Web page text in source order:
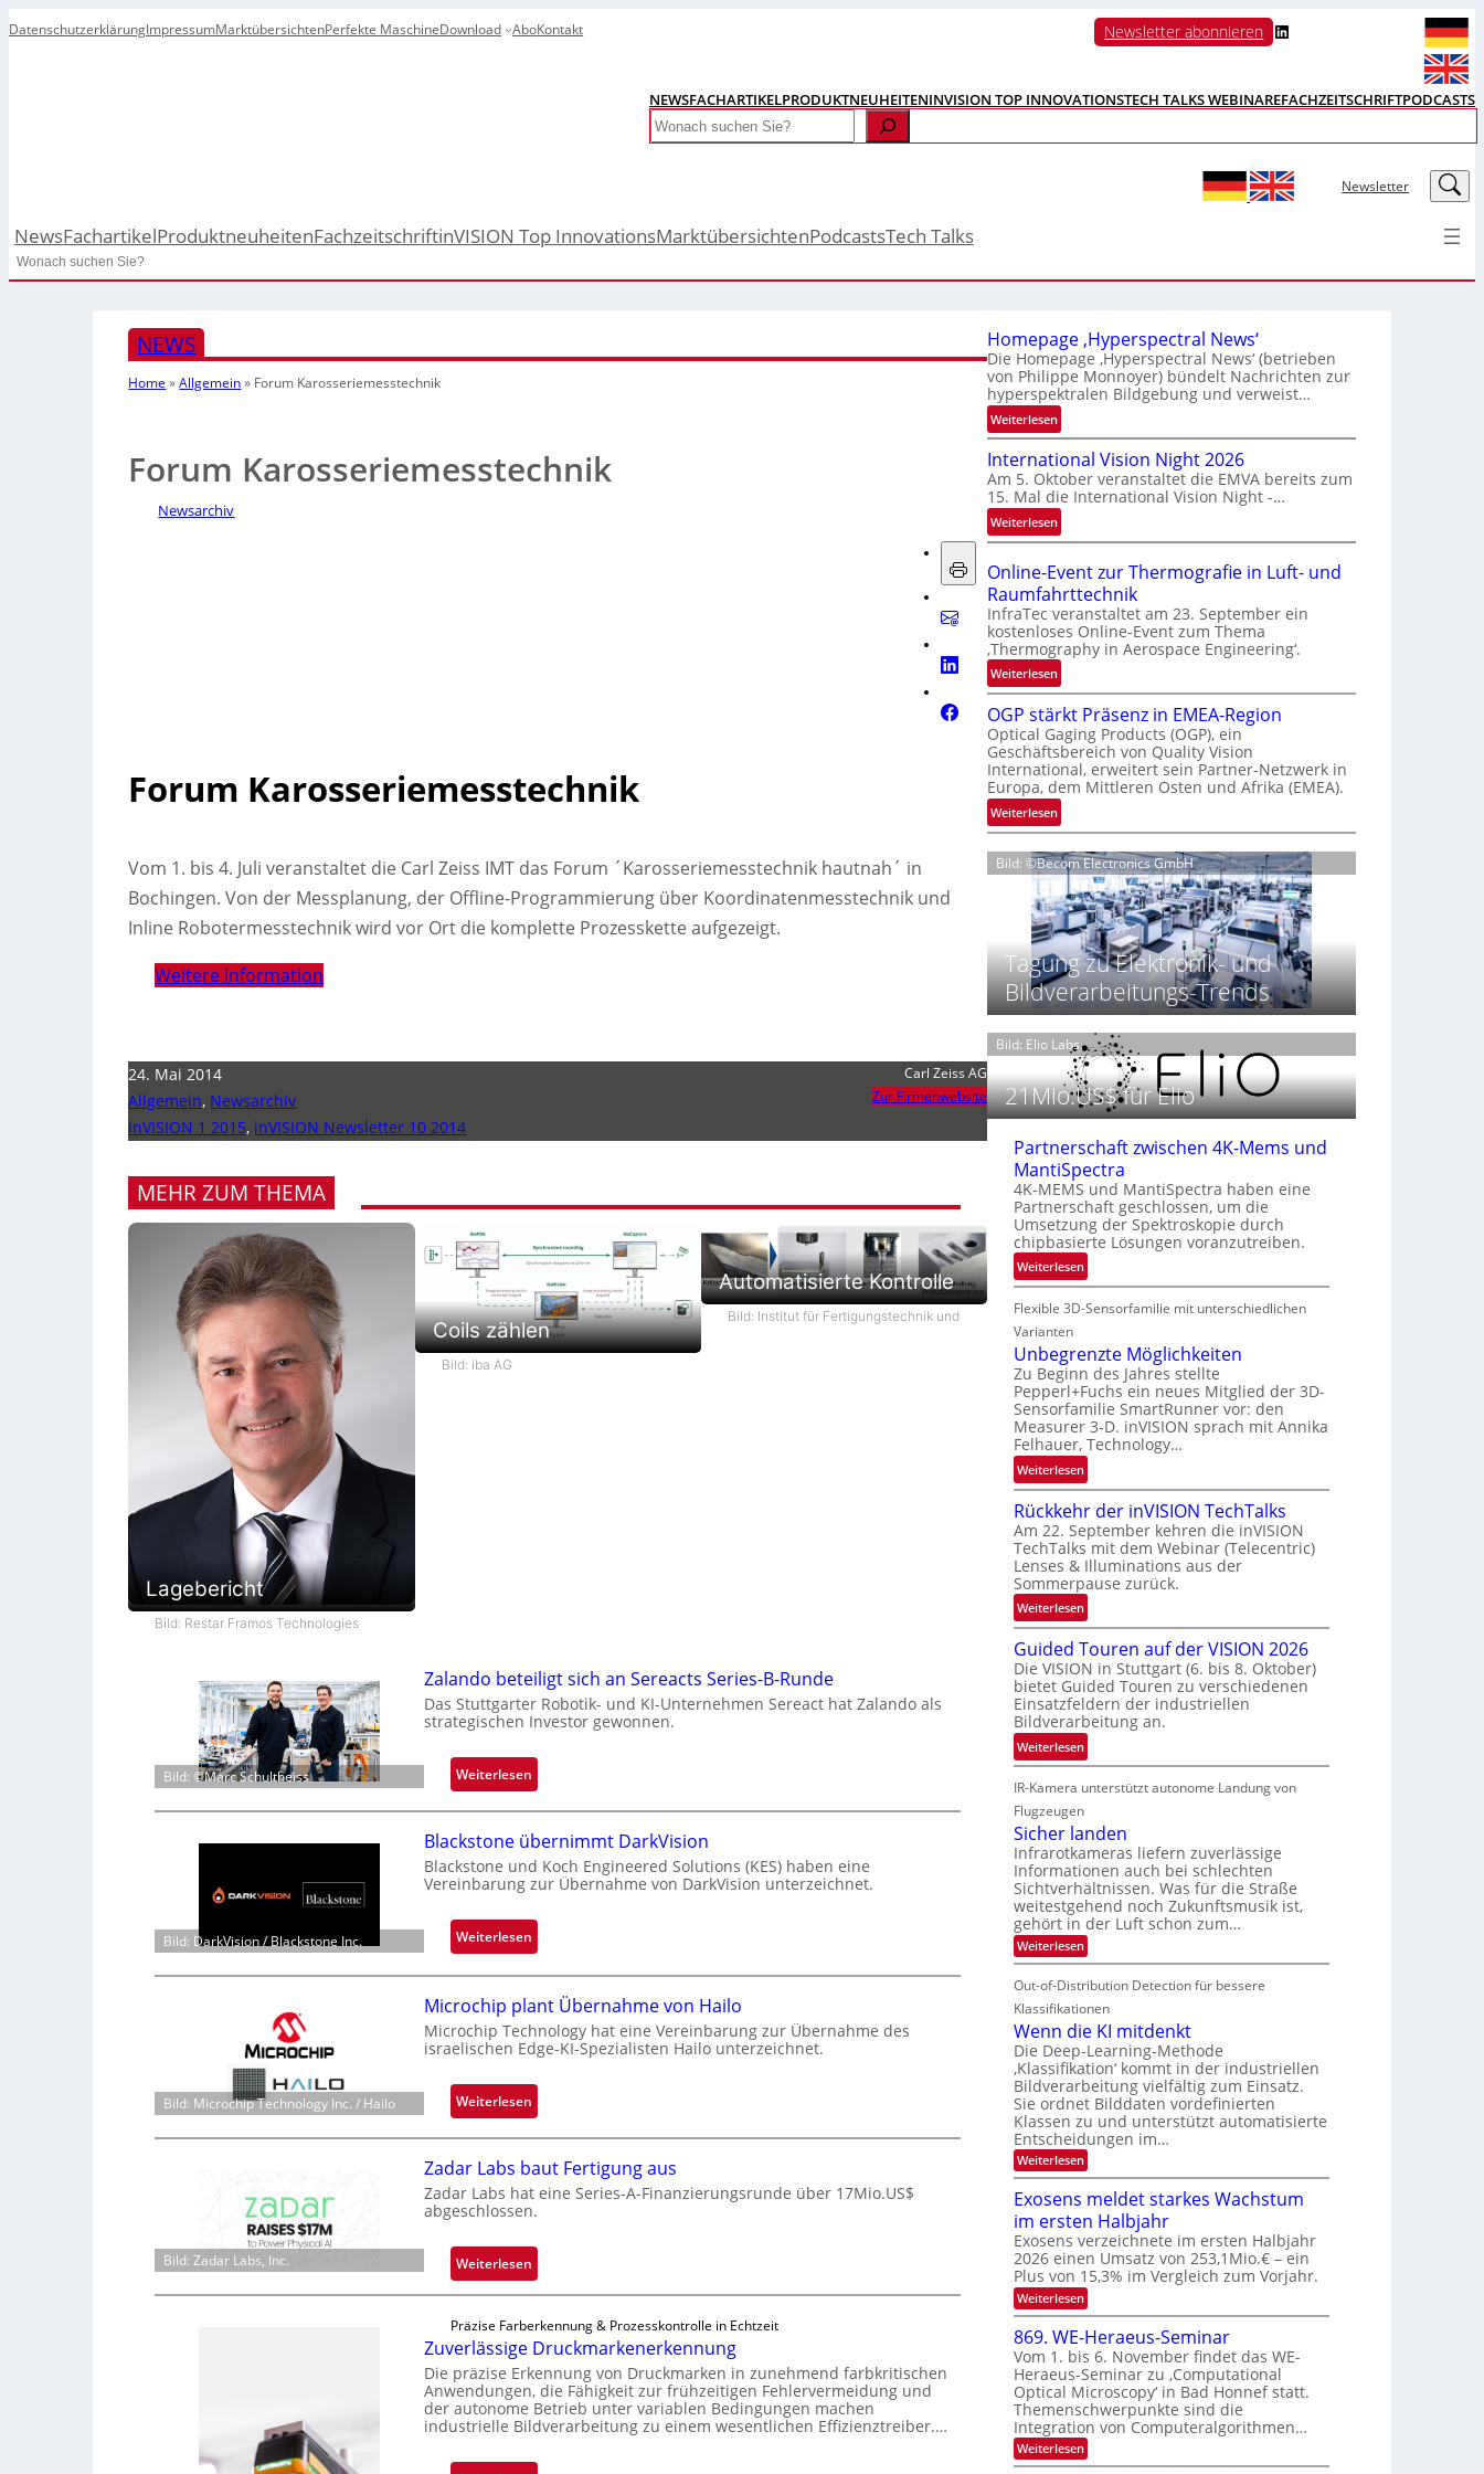
DatenschutzerklärungImpressumMarktübersichtenPerfekte MaschineDownload AboKontakt Newsletter abonnieren LinkedIn
NEWSFACHARTIKELPRODUKTNEUHEITENINVISION TOP INNOVATIONSTECH TALKS WEBINAREFACHZEITSCHRIFTPODCASTS
Search
Newsletter LinkedIn
NewsFachartikelProduktneuheitenFachzeitschriftinVISION Top InnovationsMarktübersichtenPodcastsTech Talks
Search
NEWS
Home »Allgemein» Forum Karosseriemesstechnik
Forum Karosseriemesstechnik
Newsarchiv
Forum Karosseriemesstechnik
Vom 1. bis 4. Juli veranstaltet die Carl Zeiss IMT das Forum ´Karosseriemesstechnik hautnah´ in
Bochingen. Von der Messplanung, der Offline-Programmierung über Koordinatenmesstechnik und
Inline Robotermesstechnik wird vor Ort die komplette Prozesskette aufgezeigt.
Weitere Information
24. Mai 2014
Allgemein, Newsarchiv
inVISION 1 2015, inVISION Newsletter 10 2014
Carl Zeiss AG
Zur Firmenwebsite
MEHR ZUM THEMA
Lagebericht
Bild: Restar Framos Technologies
Coils zählen
Bild: iba AG
Automatisierte Kontrolle
Bild: Institut für Fertigungstechnik und
Bild: ©Marc Schultheiss
Zalando beteiligt sich an Sereacts Series-B-Runde
Das Stuttgarter Robotik- und KI-Unternehmen Sereact hat Zalando als
strategischen Investor gewonnen.
Weiterlesen:
Z
l
a
n
o
b
e
t
e
i
i
g
t
s
i
c
a
n
e
r
e
a
c
s
Bild: DarkVision / Blackstone Inc.
Blackstone übernimmt DarkVision
Blackstone und Koch Engineered Solutions (KES) haben eine
Vereinbarung zur Übernahme von DarkVision unterzeichnet.
Weiterlesen:
B
l
a
c
k
t
o
n
e
ü
b
r
n
m
m
t
D
a
k
Bild: Microchip Technology Inc. / Hailo
Microchip plant Übernahme von Hailo
Microchip Technology hat eine Vereinbarung zur Übernahme des
israelischen Edge-KI-Spezialisten Hailo unterzeichnet.
Weiterlesen:
M
c
r
o
h
i
p
l
a
n
t
Bild: Zadar Labs, Inc.
Zadar Labs baut Fertigung aus
Zadar Labs hat eine Series-A-Finanzierungsrunde über 17Mio.US$
abgeschlossen.
Weiterlesen:
Z
d
a
r
L
a
Präzise Farberkennung & Prozesskontrolle in Echtzeit
Zuverlässige Druckmarkenerkennung
Die präzise Erkennung von Druckmarken in zunehmend farbkritischen
Anwendungen, die Fähigkeit zur frühzeitigen Fehlervermeidung und
der autonome Betrieb unter variablen Bedingungen machen
industrielle Bildverarbeitung zu einem wesentlichen Effizienztreiber.…
Homepage ‚Hyperspectral News‘
Die Homepage ‚Hyperspectral News‘ (betrieben
von Philippe Monnoyer) bündelt Nachrichten zur
hyperspektralen Bildgebung und verweist…
Weiterlesen:
H
o
m
e
p
a
‚
H
y
e
r
s
p
e
c
t
r
a
l
N
e
w
s
‘
International Vision Night 2026
Am 5. Oktober veranstaltet die EMVA bereits zum
15. Mal die International Vision Night -…
Weiterlesen:
I
t
e
r
n
t
i
o
n
a
l
V
i
s
i
o
n
N
i
g
h
2
2
6
Online-Event zur Thermografie in Luft- und
Raumfahrttechnik
InfraTec veranstaltet am 23. September ein
kostenloses Online-Event zum Thema
‚Thermography in Aerospace Engineering‘.
Weiterlesen:
O
n
l
i
n
e
-
v
n
t
u
r
h
e
m
o
r
a
f
i
e
i
n
t
-
u
n
d
R
a
u
m
f
a
h
r
t
e
c
h
n
i
k
OGP stärkt Präsenz in EMEA-Region
Optical Gaging Products (OGP), ein
Geschäftsbereich von Quality Vision
International, erweitert sein Partner-Netzwerk in
Europa, dem Mittleren Osten und Afrika (EMEA).
Weiterlesen:
O
G
P
s
t
ä
r
k
t
r
s
e
z
i
n
E
M
E
A
R
e
g
i
o
n
Bild: ©Becom Electronics GmbH
Tagung zu Elektronik- und
Bildverarbeitungs-Trends
Bild: Elio Labs.
21Mio.US$ für Elio
Partnerschaft zwischen 4K-Mems und
MantiSpectra
4K-MEMS und MantiSpectra haben eine
Partnerschaft geschlossen, um die
Umsetzung der Spektroskopie durch
chipbasierte Lösungen voranzutreiben.
Weiterlesen:
P
a
t
n
e
r
c
h
a
f
t
z
w
i
s
c
h
e
n
4
K
-
M
e
m
s
u
n
d
M
a
n
S
p
e
c
t
r
a
Flexible 3D-Sensorfamilie mit unterschiedlichen
Varianten
Unbegrenzte Möglichkeiten
Zu Beginn des Jahres stellte
Pepperl+Fuchs ein neues Mitglied der 3D-
Sensorfamilie SmartRunner vor: den
Measurer 3-D. inVISION sprach mit Annika
Felhauer, Technology…
Weiterlesen:
U
n
b
e
g
r
e
z
t
e
M
g
l
k
e
i
t
e
Rückkehr der inVISION TechTalks
Am 22. September kehren die inVISION
TechTalks mit dem Webinar (Telecentric)
Lenses & Illuminations aus der
Sommerpause zurück.
Weiterlesen:
R
ü
c
k
k
e
h
d
e
r
i
n
V
I
S
I
O
N
T
e
c
h
T
a
l
k
s
Guided Touren auf der VISION 2026
Die VISION in Stuttgart (6. bis 8. Oktober)
bietet Guided Touren zu verschiedenen
Einsatzfeldern der industriellen
Bildverarbeitung an.
Weiterlesen:
G
u
i
d
e
d
T
o
u
r
a
u
f
d
e
r
V
I
O
N
2
0
2
6
IR-Kamera unterstützt autonome Landung von
Flugzeugen
Sicher landen
Infrarotkameras liefern zuverlässige
Informationen auch bei schlechten
Sichtverhältnissen. Was für die Straße
weitestgehend noch Zukunftsmusik ist,
gehört in der Luft schon zum…
Weiterlesen:
S
c
h
r
l
a
n
d
e
n
Out-of-Distribution Detection für bessere
Klassifikationen
Wenn die KI mitdenkt
Die Deep-Learning-Methode
‚Klassifikation‘ kommt in der industriellen
Bildverarbeitung vielfältig zum Einsatz.
Sie ordnet Bilddaten vordefinierten
Klassen zu und unterstützt automatisierte
Entscheidungen im…
Weiterlesen:
W
n
n
d
i
e
K
I
m
i
t
d
e
n
k
t
Exosens meldet starkes Wachstum
im ersten Halbjahr
Exosens verzeichnete im ersten Halbjahr
2026 einen Umsatz von 253,1Mio.€ – ein
Plus von 15,3% im Vergleich zum Vorjahr.
Weiterlesen:
E
x
o
s
e
n
s
m
e
l
d
869. WE-Heraeus-Seminar
Vom 1. bis 6. November findet das WE-
Heraeus-Seminar zu ‚Computational
Optical Microscopy‘ in Bad Honnef statt.
Themenschwerpunkte sind die
Integration von Computeralgorithmen…
Weiterlesen:
8